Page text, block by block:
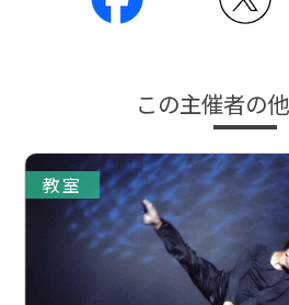
この主催者の
教室